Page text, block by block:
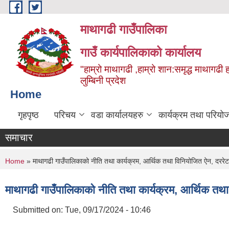
Skip to main content
माथागढी गाउँपालिका
गाउँ कार्यपालिकाको कार्यालय
"हाम्रो माथागढी ,हाम्रो शान:समृद्ध माथागढी
लुम्बिनी प्रदेश
Home
गृहपृष्ठ परिचय वडा कार्यालयहरु कार्यक्रम तथा
समाचार
You are here
Home » माथागढी गाउँपालिकाको नीति तथा कार्यक्रम, आर्थिक तथा विनियोजित ऐन,
माथागढी गाउँपालिकाको नीति तथा कार्यक्रम, आर्थिक
Submitted on: Tue, 09/17/2024 - 10:46